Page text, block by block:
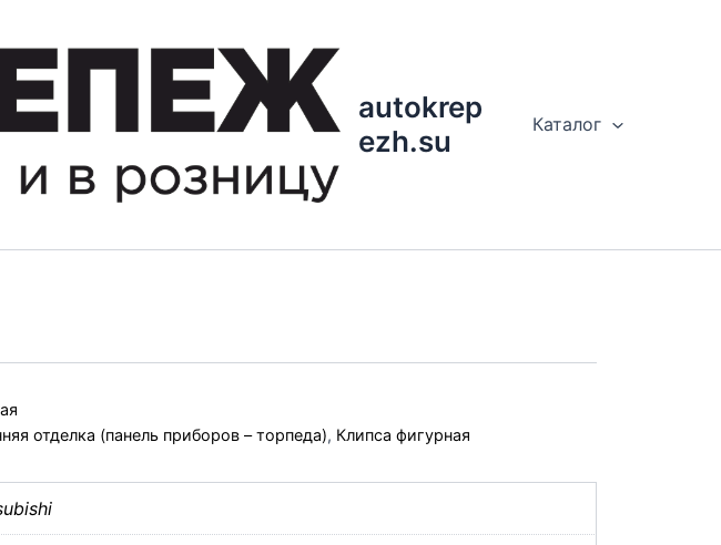
autokrep
ezh.su
Каталог
отделка (панель приборов – торпеда), Клипса фигурная